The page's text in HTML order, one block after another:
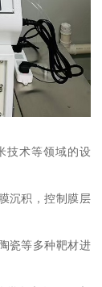
技术等领域的设
沉积，控制膜层
瓷等多种靶材进